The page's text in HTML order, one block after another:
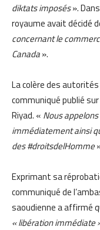
diktats imposés».
royaume avait décidé
concernant le
Canada».
La colère des
communiqué publié
Riyad. « Nous
immédiatement ainsi
des #droitsdelHomme
Exprimant sa
communiqué de
saoudienne a affirmé
« libération immédiate